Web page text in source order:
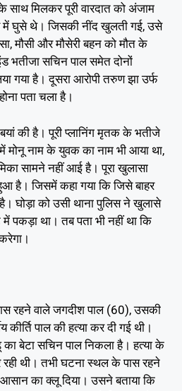
मिलकर पूरी वारदात को अंजाम
में घुसे थे। जिसकी नींद खुलती गई, उसे
मौसी और मौसेरी बहन को मौत के
भतीजा सचिन पाल समेत दोनों
गया है। दूसरा आरोपी तरुण झा उर्फ
पता चला है।
की है। पूरी प्लानिंग मृतक के भतीजे
मोनू नाम के युवक का नाम भी आया था,
सामने नहीं आई है। पूरा खुलासा
है। जिसमें कहा गया कि जिसे बाहर
है। घोड़ा को उसी थाना पुलिस ने खुलासे
पकड़ा था। तब पता भी नहीं था कि
रहने वाले जगदीश पाल (60), उसकी
कीर्ति पाल की हत्या कर दी गई थी।
बेटा सचिन पाल निकला है। हत्या के
रही थी। तभी घटना स्थल के पास रहने
का क्लू दिया। उसने बताया कि